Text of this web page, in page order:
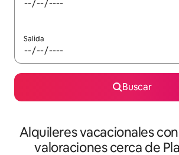
Salida
Buscar
Alquileres vacacionales
valoraciones cerca de